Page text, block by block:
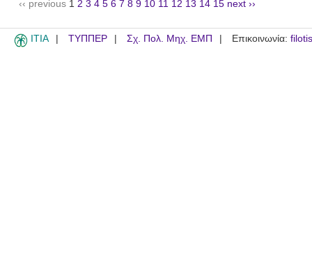
‹‹ previous 1 2 3 4 5 6 7 8 9 10 11 12 13 14 15 next ››
ITIA ΤΥΠΠΕΡ Σχ. Πολ. Μηχ. ΕΜΠ Επικοινωνία: